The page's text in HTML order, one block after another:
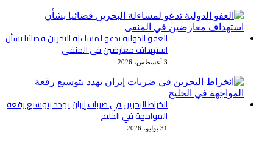
العفو الدولية تدعو لمساءلة البحرين قضائيا بشأن
استهداف معارضين في المنفى
3 أغسطس، 2026
انخراط البحرين في ضربات إيران يهدد بتوسيع رقعة
المواجهة في الخليج
31 يوليو، 2026